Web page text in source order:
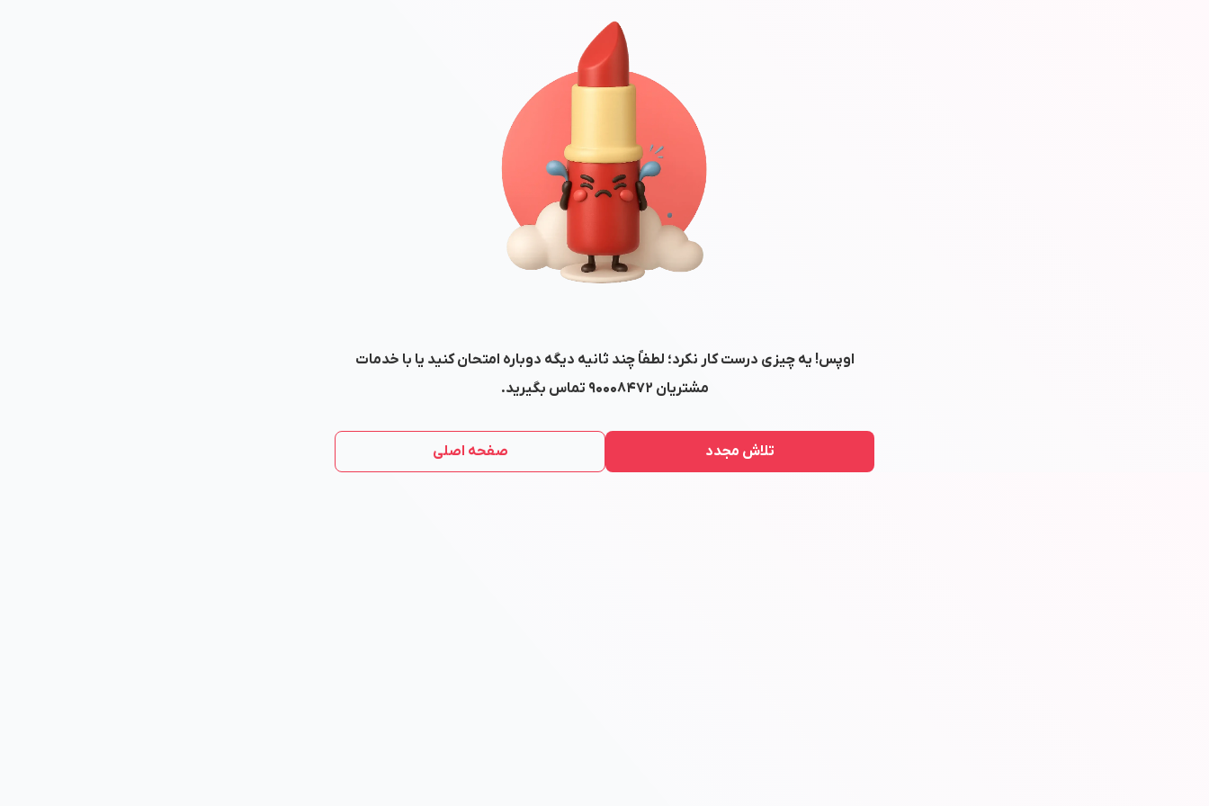
اوپس! یه چیزی درست کار نکرد؛ لطفاً چند ثانیه دیگه دوباره امتحان کنید یا با خدمات
مشتریان ۹۰۰۰۸۴۷۲ تماس بگیرید.
تلاش مجدد صفحه اصلی